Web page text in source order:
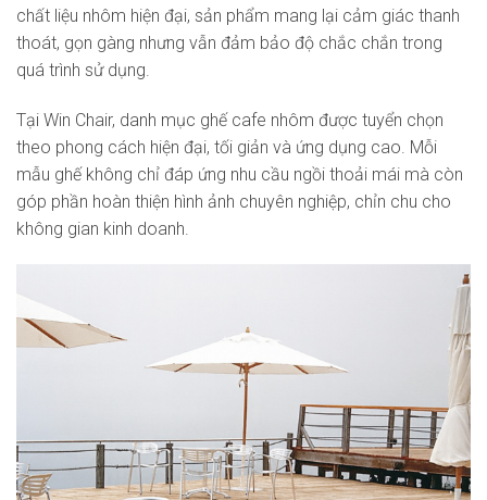
chất liệu nhôm hiện đại, sản phẩm mang lại cảm giác thanh
thoát, gọn gàng nhưng vẫn đảm bảo độ chắc chắn trong
quá trình sử dụng.
Tại Win Chair, danh mục ghế cafe nhôm được tuyển chọn
theo phong cách hiện đại, tối giản và ứng dụng cao. Mỗi
mẫu ghế không chỉ đáp ứng nhu cầu ngồi thoải mái mà còn
góp phần hoàn thiện hình ảnh chuyên nghiệp, chỉn chu cho
không gian kinh doanh.